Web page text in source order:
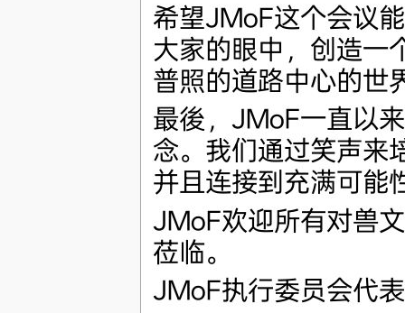
希望JMoF这个会议
大家的眼中，创造一
普照的道路中心的世
最後，JMoF一直以
念。我们通过笑声来
并且连接到充满可能
JMoF欢迎所有对兽
莅临。
JMoF执行委员会代